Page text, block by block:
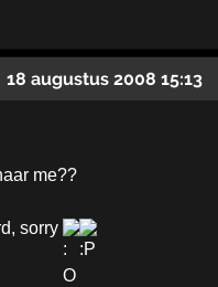
18 augustus 2008 15:13
me??
sorry